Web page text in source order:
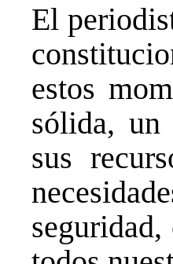
El
estos
sólida, un
sus